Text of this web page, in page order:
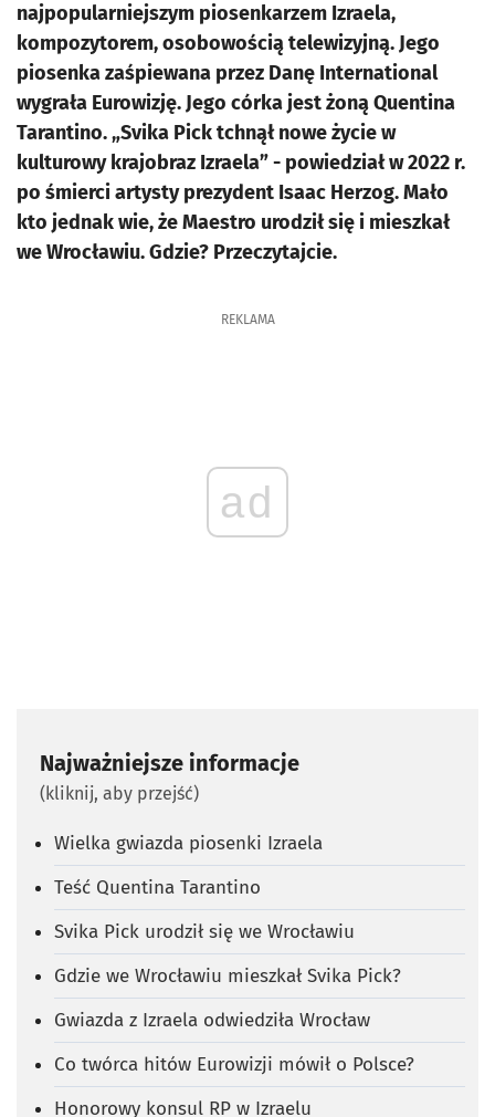
najpopularniejszym piosenkarzem Izraela,
kompozytorem, osobowością telewizyjną. Jego
piosenka zaśpiewana przez Danę International
wygrała Eurowizję. Jego córka jest żoną Quentina
Tarantino. „Svika Pick tchnął nowe życie w
kulturowy krajobraz Izraela” - powiedział w 2022 r.
po śmierci artysty prezydent Isaac Herzog. Mało
kto jednak wie, że Maestro urodził się i mieszkał
we Wrocławiu. Gdzie? Przeczytajcie.
REKLAMA
ad
Najważniejsze informacje
(kliknij, aby przejść)
Wielka gwiazda piosenki Izraela
Teść Quentina Tarantino
Svika Pick urodził się we Wrocławiu
Gdzie we Wrocławiu mieszkał Svika Pick?
Gwiazda z Izraela odwiedziła Wrocław
Co twórca hitów Eurowizji mówił o Polsce?
Honorowy konsul RP w Izraelu